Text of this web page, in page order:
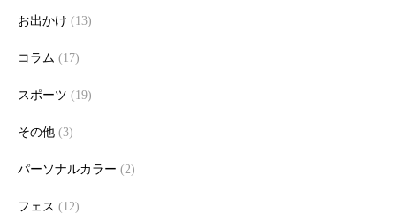
お出かけ (13)
コラム (17)
スポーツ (19)
その他 (3)
パーソナルカラー (2)
フェス (12)